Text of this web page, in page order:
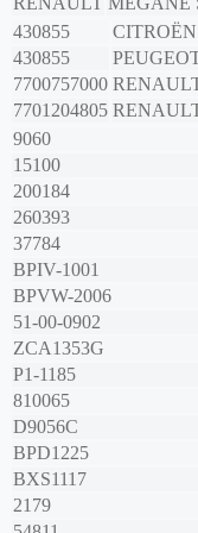
430855
CITROËN
430855
7700757000
7701204805
9060
15100
200184
260393
37784
BPIV-1001
BPVW-2006
51-00-0902
ZCA1353G
P1-1185
810065
D9056C
BPD1225
BXS1117
2179